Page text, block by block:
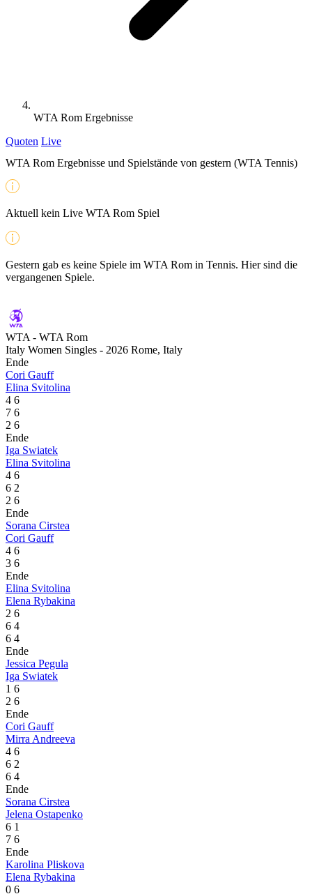
WTA Rom Ergebnisse
Quoten Live
WTA Rom Ergebnisse und Spielstände von gestern (WTA Tennis)
Aktuell kein Live WTA Rom Spiel
Gestern gab es keine Spiele im WTA Rom in Tennis. Hier sind die
vergangenen Spiele.
WTA - WTA Rom
Italy Women Singles - 2026 Rome, Italy
Ende
Cori Gauff
Elina Svitolina
4 6
7 6
2 6
Ende
Iga Swiatek
Elina Svitolina
4 6
6 2
2 6
Ende
Sorana Cirstea
Cori Gauff
4 6
3 6
Ende
Elina Svitolina
Elena Rybakina
2 6
6 4
6 4
Ende
Jessica Pegula
Iga Swiatek
1 6
2 6
Ende
Cori Gauff
Mirra Andreeva
4 6
6 2
6 4
Ende
Sorana Cirstea
Jelena Ostapenko
6 1
7 6
Ende
Karolina Pliskova
Elena Rybakina
0 6